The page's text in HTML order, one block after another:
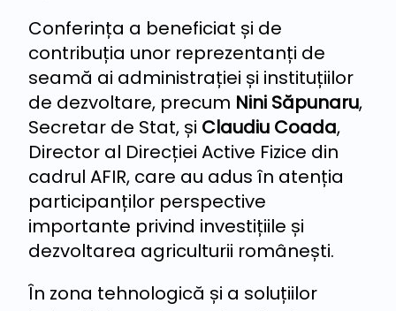
Conferința a beneficiat și de
contribuția unor reprezentanți de
seamă ai administrației și instituțiilor
de dezvoltare, precum Nini Săpunaru,
Secretar de Stat, și Claudiu Coada,
Director al Direcției Active Fizice din
cadrul AFIR, care au adus în atenția
participanților perspective
importante privind investițiile și
dezvoltarea agriculturii românești.
În zona tehnologică și a soluțiilor